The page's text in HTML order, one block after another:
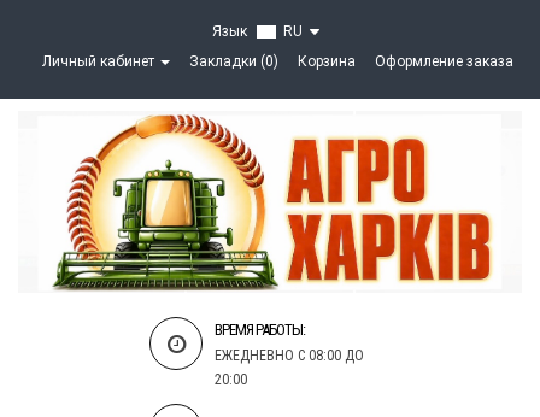
Язык
RU
Личный кабинет
Закладки (0) Корзина Оформление заказа
ВРЕМЯ РАБОТЫ:
ЕЖЕДНЕВНО С 08:00 ДО
20:00